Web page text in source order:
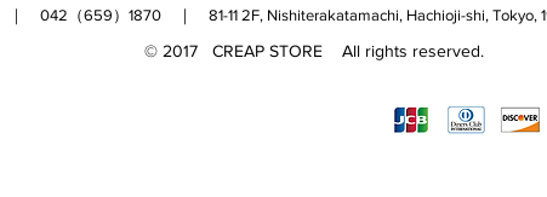
｜ 042（659）1870 ｜ 81-11 2F, Nishiterakatamachi, Hachioji-shi,
© 2017 CREAP STORE All rights reserved.